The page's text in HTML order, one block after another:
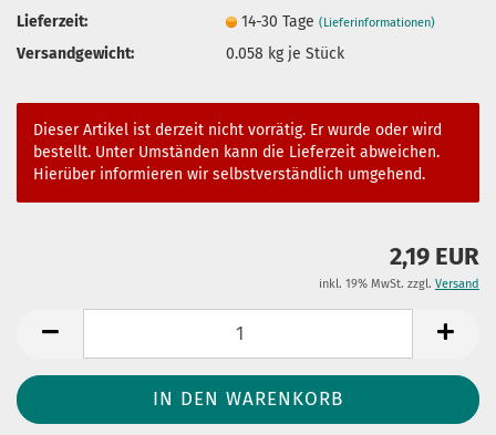
Lieferzeit:
14-30 Tage(Lieferinformationen)
Versandgewicht: 0.058 kg je Stück
Dieser Artikel ist derzeit nicht vorrätig. Er wurde oder wird
bestellt. Unter Umständen kann die Lieferzeit abweichen.
Hierüber informieren wir selbstverständlich umgehend.
2,19 EUR
inkl. 19% MwSt. zzgl. Versand